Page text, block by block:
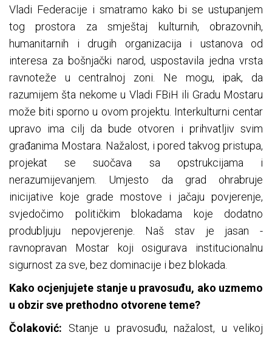
Vladi Federacije i smatramo kako bi se ustupanjem
tog prostora za smještaj kulturnih, obrazovnih,
humanitarnih i drugih organizacija i ustanova od
interesa za bošnjački narod, uspostavila jedna vrsta
ravnoteže u centralnoj zoni. Ne mogu, ipak, da
razumijem šta nekome u Vladi FBiH ili Gradu Mostaru
može biti sporno u ovom projektu. Interkulturni centar
upravo ima cilj da bude otvoren i prihvatljiv svim
građanima Mostara. Nažalost, i pored takvog pristupa,
projekat se suočava sa opstrukcijama i
nerazumijevanjem. Umjesto da grad ohrabruje
inicijative koje grade mostove i jačaju povjerenje,
svjedočimo političkim blokadama koje dodatno
produbljuju nepovjerenje. Naš stav je jasan -
ravnopravan Mostar koji osigurava institucionalnu
sigurnost za sve, bez dominacije i bez blokada.
Kako ocjenjujete stanje u pravosuđu, ako uzmemo
u obzir sve prethodno otvorene teme?
Čolaković: Stanje u pravosuđu, nažalost, u velikoj